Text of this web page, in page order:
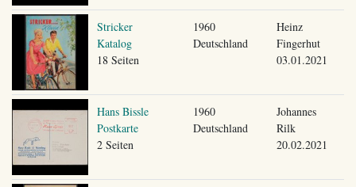
Stricker
Katalog
18 Seiten
1960
Deutschland
Heinz
Fingerhut
03.01.2021
Hans Bissle
Postkarte
2 Seiten
1960
Deutschland
Johannes
Rilk
20.02.2021